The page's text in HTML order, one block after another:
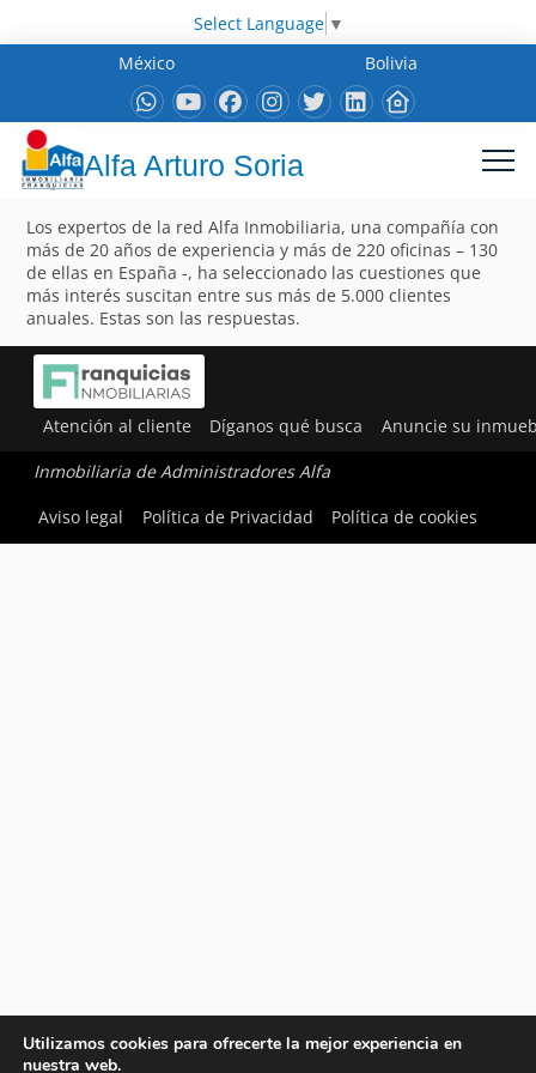
Select Language ▼
México
Bolivia
Alfa Arturo Soria
Los expertos de la red Alfa Inmobiliaria, una compañía con
más de 20 años de experiencia y más de 220 oficinas – 130
de ellas en España -, ha seleccionado las cuestiones que
más interés suscitan entre sus más de 5.000 clientes
anuales. Estas son las respuestas.
Atención al cliente Díganos qué busca Anuncie su
Inmobiliaria de Administradores Alfa
Aviso legal
Política de Privacidad Política de cookies
Utilizamos cookies para ofrecerte la mejor experiencia en
nuestra web.